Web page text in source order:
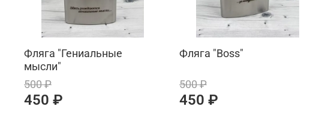
Фляга "Гениальные
мысли"
500 ₽
450 ₽
Фляга "Boss"
500 ₽
450 ₽